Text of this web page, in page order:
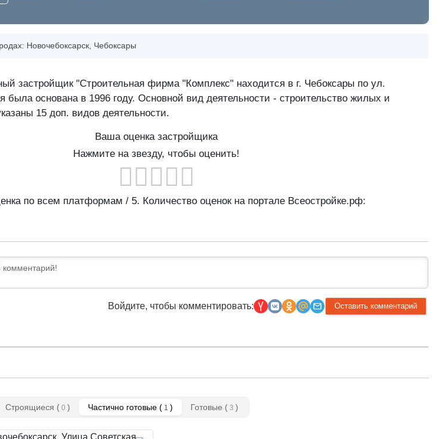
Новочебоксарск, Чебоксары
застройщик "Строительная фирма "Комплекс" находится в г. Чебоксары по ул.
основана в 1996 году. Основной вид деятельности - строительство жилых и
15 доп. видов деятельности.
Ваша оценка застройщика
Нажмите на звезду, чтобы оценить!
по всем платформам / 5. Количество оценок на портале Всеостройке.рф:
Войдите, чтобы комментировать:
Строящиеся ( 0 ) Частично готовые ( 1 ) Готовые ( 3 )